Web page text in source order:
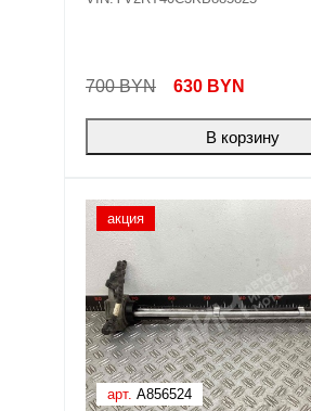
700 BYN 630 BYN
В корзину
акция
арт. A856524